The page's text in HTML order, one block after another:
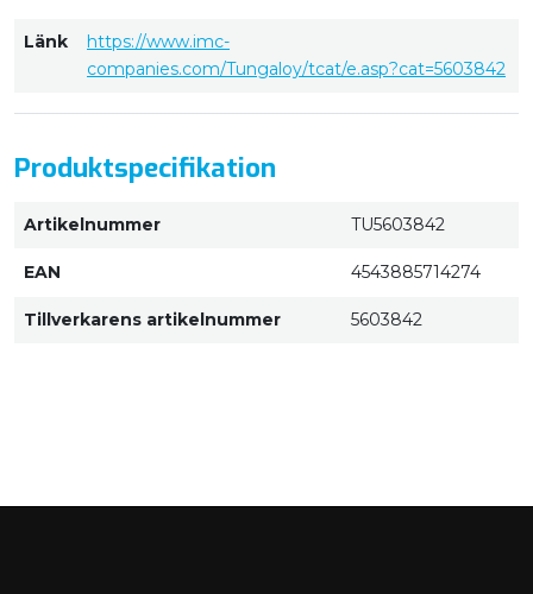
Länk
https://www.imc-
companies.com/Tungaloy/tcat/e.asp?cat=5603842
Produktspecifikation
Artikelnummer TU5603842
EAN 4543885714274
Tillverkarens artikelnummer 5603842